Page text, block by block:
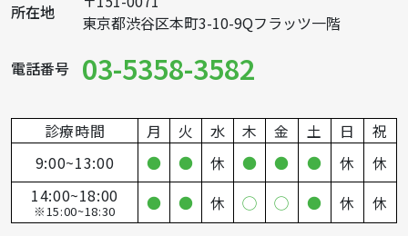
所在地
東京都渋谷区本町3-10-9Qフラッツ一階
電話番号 03-5358-3582
診療時間 月 火 水 木 金 土 日
祝
9:00~13:00
● ● 休 ● ● ● 休
休
14:00~18:00
※15:00~18:30 ● ● 休 ◯ ◯ ● 休 休